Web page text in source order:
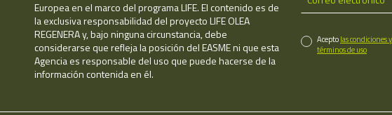
Europea en el marco del programa LIFE. El contenido es de
la exclusiva responsabilidad del proyecto LIFE OLEA
REGENERA y, bajo ninguna circunstancia, debe
considerarse que refleja la posición del EASME ni que esta
Agencia es responsable del uso que puede hacerse de la
información contenida en él.
Aceptolas condiciones y
términos de uso